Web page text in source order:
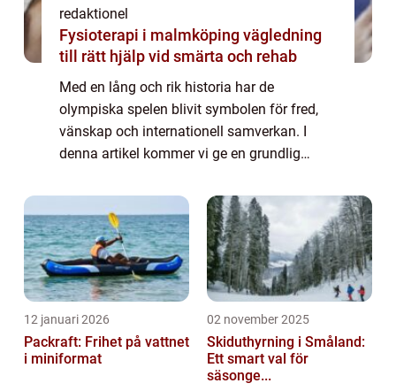
redaktionel
Fysioterapi i malmköping vägledning
till rätt hjälp vid smärta och rehab
Med en lång och rik historia har de
olympiska spelen blivit symbolen för fred,
vänskap och internationell samverkan. I
denna artikel kommer vi ge en grundlig
spelen. Översikt över de olympiska spelen
De olympis...
12 januari 2026
Packraft: Frihet på vattnet
i miniformat
02 november 2025
Skiduthyrning i Småland:
Ett smart val för
säsonge...